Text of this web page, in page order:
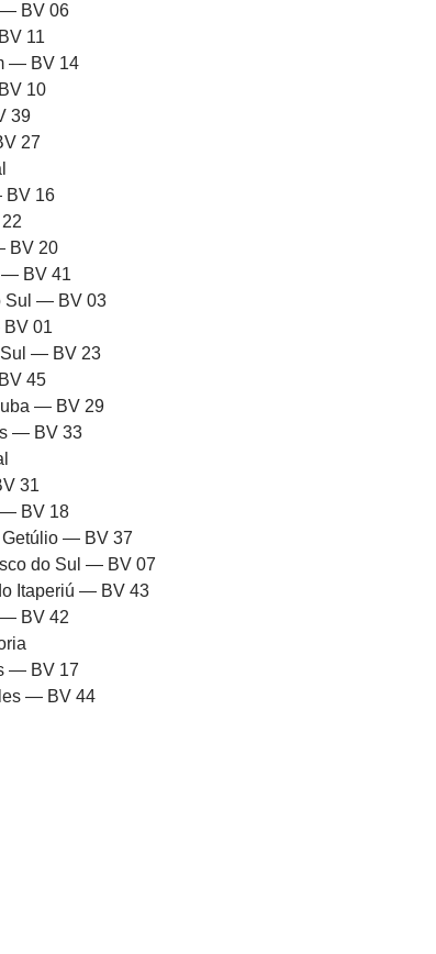
BV 06
11
— BV 14
10
39
27
BV 16
BV 20
— BV 41
Sul — BV 03
01
Sul — BV 23
45
— BV 29
— BV 33
31
— BV 18
Getúlio — BV 37
do Sul — BV 07
Itaperiú — BV 43
BV 42
— BV 17
— BV 44